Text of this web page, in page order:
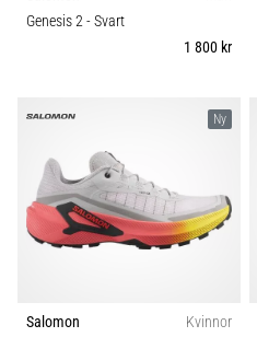
Genesis 2- Svart
1 800 kr
Ny
Salomon
Kvinnor